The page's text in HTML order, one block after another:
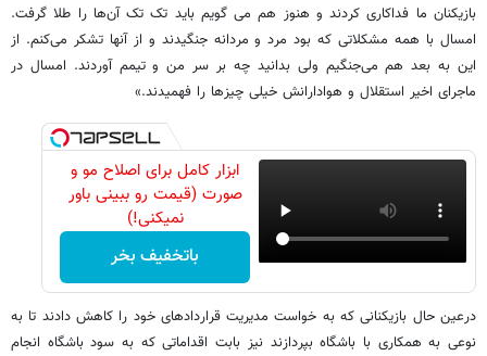
بازیکنان ما فداکاری کردند و هنوز هم می گویم باید تک تک آن‌ها را طلا گرفت.
امسال با همه مشکلاتی که بود مرد و مردانه جنگیدند و از آنها تشکر می‌کنم. از
این به بعد هم می‌جنگیم ولی بدانید چه بر سر من و تیمم آوردند. امسال در
ماجرای اخیر استقلال و هوادارانش خیلی چیزها را فهمیدند.»
ابزار کامل برای اصلاح مو و
صورت (قیمت رو ببینی باور
نمیکنی!)
باتخفیف بخر
درعین حال بازیکنانی که به خواست مدیریت قراردادهای خود را کاهش دادند تا به
نوعی به همکاری با باشگاه بپردازند نیز بابت اقداماتی که به سود باشگاه انجام